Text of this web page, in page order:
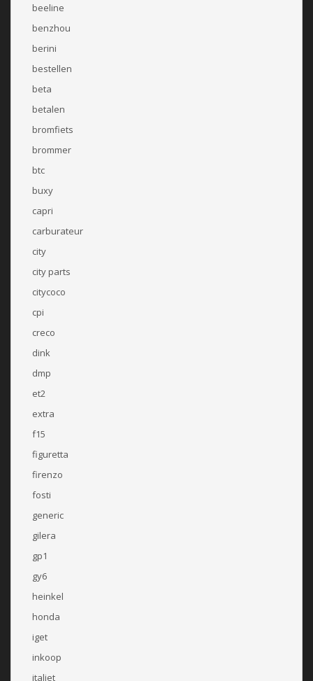
beeline
benzhou
berini
bestellen
beta
betalen
bromfiets
brommer
btc
buxy
capri
carburateur
city
city parts
citycoco
cpi
creco
dink
dmp
et2
extra
f15
figuretta
firenzo
fosti
generic
gilera
gp1
gy6
heinkel
honda
iget
inkoop
italjet